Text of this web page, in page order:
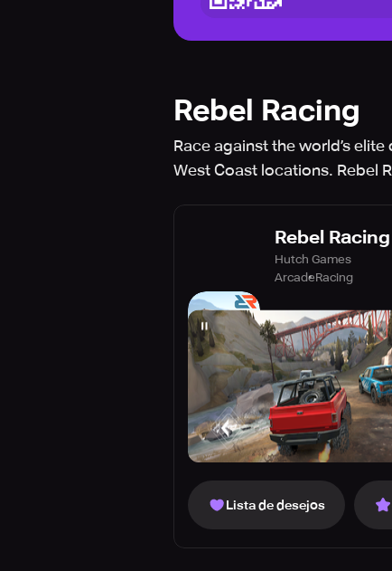
Rebel Racing
Race against the world’s
West Coast locations. Rebel
Rebel Racing
Hutch Games
ArcadeRacing
Lista de desejos